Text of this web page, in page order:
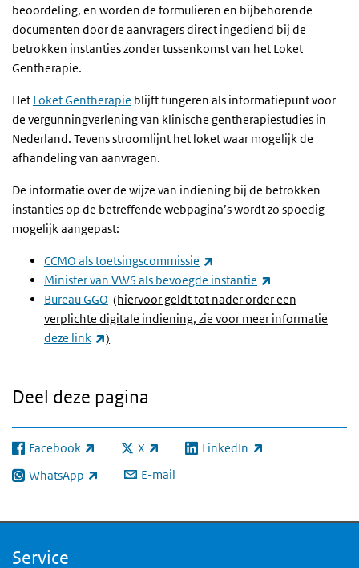
beoordeling, en worden de formulieren en bijbehorende
documenten door de aanvragers direct ingediend bij de
betrokken instanties zonder tussenkomst van het Loket
Gentherapie.
Het Loket Gentherapie blijft fungeren als informatiepunt voor
de vergunningverlening van klinische gentherapiestudies in
Nederland. Tevens stroomlijnt het loket waar mogelijk de
afhandeling van aanvragen.
De informatie over de wijze van indiening bij de betrokken
instanties op de betreffende webpagina’s wordt zo spoedig
mogelijk aangepast:
CCMO als toetsingscommissie
Minister van VWS als bevoegde instantie
Bureau GGO (hiervoor geldt tot nader order een
verplichte digitale indiening, zie voor meer informatie
deze link
(externe link)
)
Deel deze pagina
Facebook
(externe link) X
(externe link) LinkedIn
(externe link)
WhatsApp
(externe link) E-mail
Service